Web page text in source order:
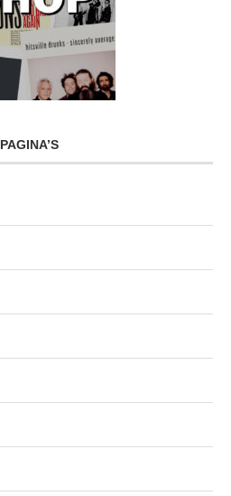
PAGINA’S